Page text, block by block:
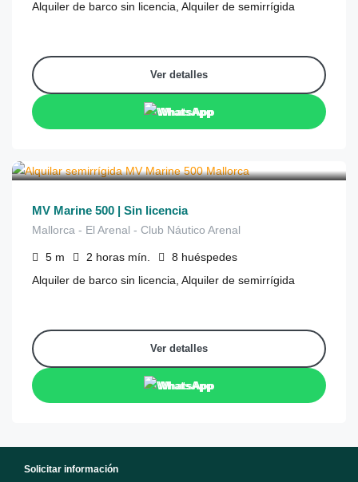
Alquiler de barco sin licencia, Alquiler de semirrígida
Ver detalles
WhatsApp
MV Marine 500 | Sin licencia
Mallorca - El Arenal - Club Náutico Arenal
5 m 2 horas mín. 8 huéspedes
Alquiler de barco sin licencia, Alquiler de semirrígida
Ver detalles
WhatsApp
Solicitar información